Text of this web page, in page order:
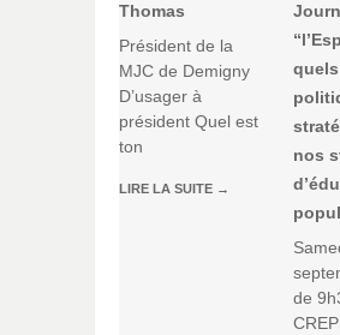
Thomas
Président de la
MJC de Demigny
D’usager à
président Quel est
ton
LIRE LA SUITE →
nos
de